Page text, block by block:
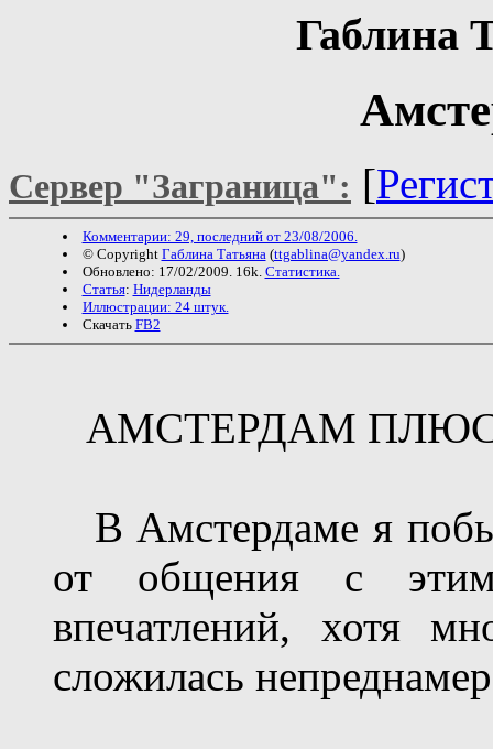
Габлина
Сервер "Заграница": [
Комментарии: 29, последний от 23/08/2006.
© Copyright Габлина Татьяна (ttgablina@yandex.ru)
Обновлено: 17/02/2009. 16k. Статистика.
Статья: Нидерланды
Иллюстрации: 24 штук.
Скачать FB2
АМСТЕРДАМ ПЛЮС
В Амстердаме я
от общения с
впечатлений, хотя
сложилась